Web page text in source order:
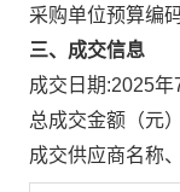
采购单位预算编
三、成交信息
成交日期:2025年
总成交金额（元
成交供应商名称